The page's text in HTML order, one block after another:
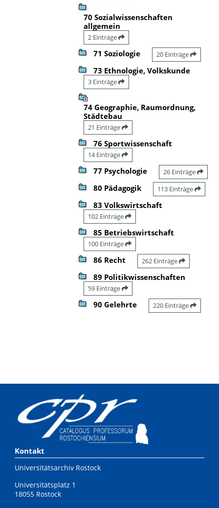
70 Sozialwissenschaften
allgemein
2 Einträge
71 Soziologie 20 Einträge
73 Ethnologie, Volkskunde
3 Einträge
74 Geographie, Raumordnung,
Städtebau
21 Einträge
76 Sportwissenschaft
14 Einträge
77 Psychologie 26 Einträge
80 Pädagogik 113 Einträge
83 Volkswirtschaft
102 Einträge
85 Betriebswirtschaft
100 Einträge
86 Recht 262 Einträge
89 Politikwissenschaften
59 Einträge
90 Gelehrte 220 Einträge
Kontakt
Universitätsarchiv Rostock
Universitätsplatz 1
18055 Rostock